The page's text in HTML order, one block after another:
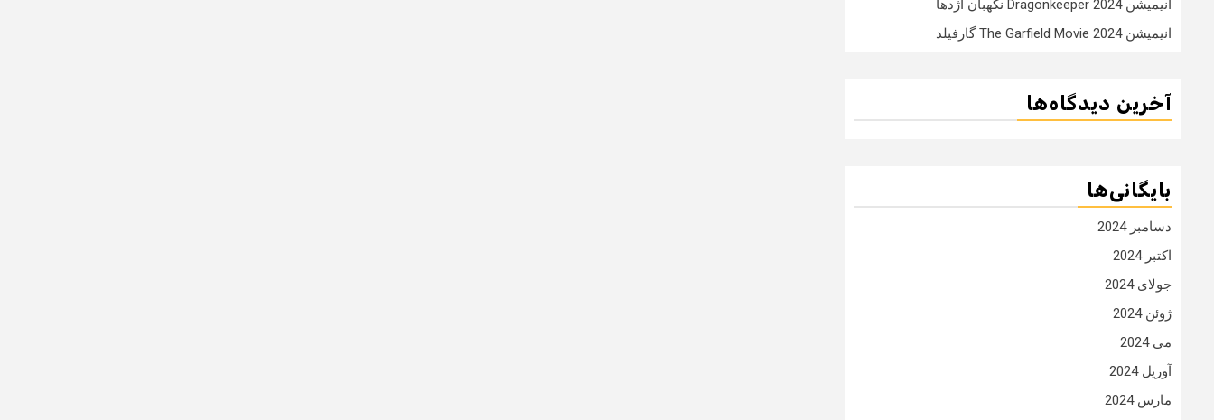
انیمیشن Dragonkeeper 2024 نگهبان اژدها
انیمیشن The Garfield Movie 2024 گارفیلد
آخرین دیدگاه‌ها
بایگانی‌ها
دسامبر 2024
اکتبر 2024
جولای 2024
ژوئن 2024
می 2024
آوریل 2024
مارس 2024